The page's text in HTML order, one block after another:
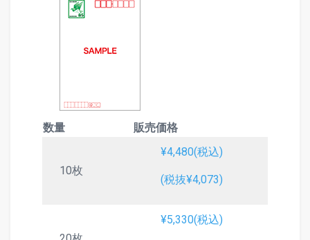
数量 販売価格
10枚
¥4,480(税込)
(税抜¥4,073)
¥5,330(税込)